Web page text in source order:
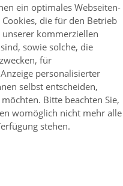
suchen die
ein optimales Webseiten-
die für den Betrieb
kommerziellen
sowie solche, die
für
personalisierter
selbst entscheiden,
Bitte beachten Sie,
womöglich nicht mehr alle
stehen.